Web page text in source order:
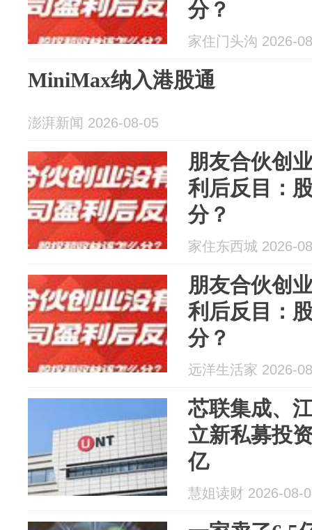
分？
家住门头沟 2026-
MiniMax纳入港股通
澎湃新闻 2026-08-05
朋友合伙创
利后反目：
分？
家住东西城 2026-
朋友合伙创
利后反目：
分？
远洋生活家 2026-
芯联集成、
立新私募投
亿
慧姐读财 2026-08-